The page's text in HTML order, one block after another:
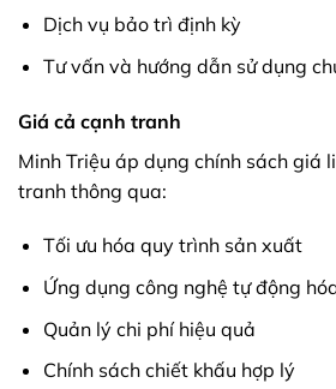
Dịch vụ bảo trì định kỳ
Tư vấn và hướng dẫn sử dụng
Giá cả cạnh tranh
Minh Triệu áp dụng chính sách giá
tranh thông qua:
Tối ưu hóa quy trình sản xuất
Ứng dụng công nghệ tự động
Quản lý chi phí hiệu quả
Chính sách chiết khấu hợp lý